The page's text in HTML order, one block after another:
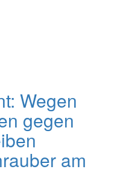
Wegen
gegen
am